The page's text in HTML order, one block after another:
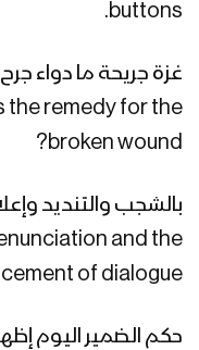
الله أكبر |
ناطق
buttons.
غزة جريحة ما دواء
the remedy for the
broken wound?
بالشجب والتنديد
and the
of dialogue
حكم الضمير اليوم